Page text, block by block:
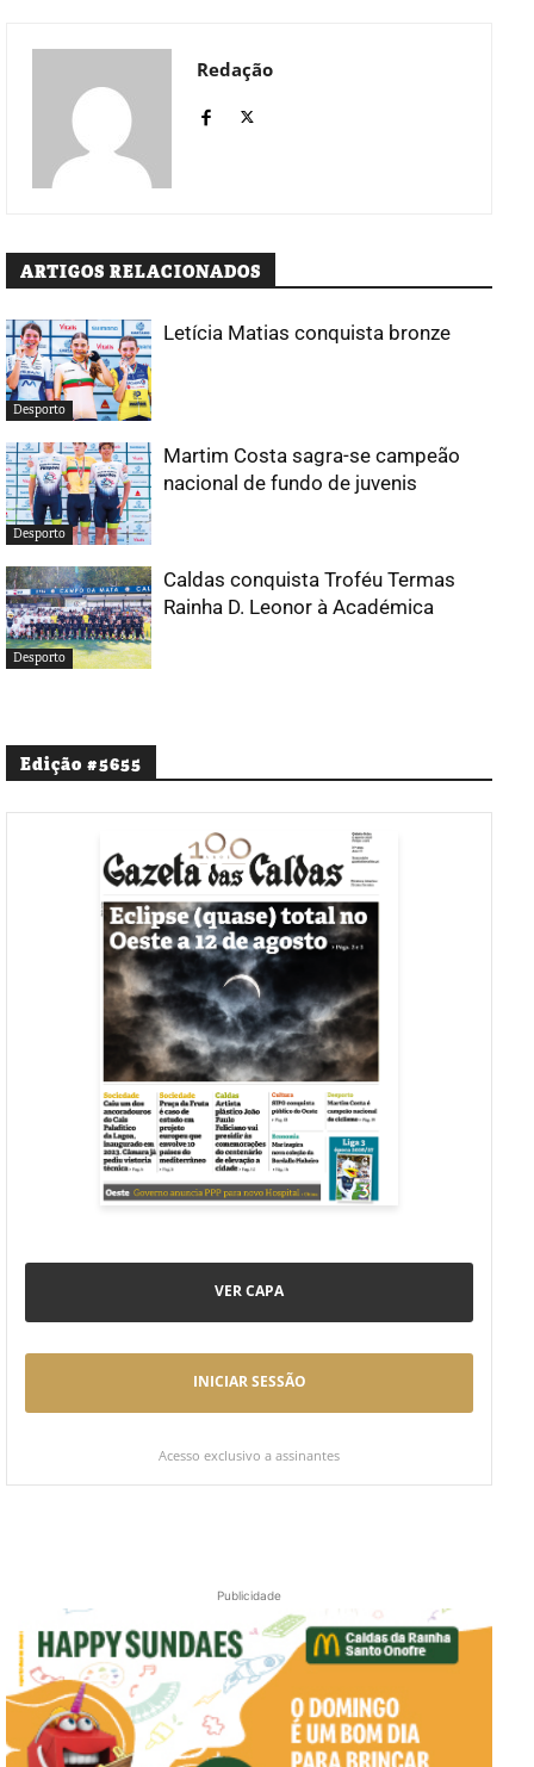
Redação
ARTIGOS RELACIONADOS
Desporto
Letícia Matias conquista bronze
Desporto
Martim Costa sagra-se campeão
nacional de fundo de juvenis
Desporto
Caldas conquista Troféu Termas
Rainha D. Leonor à Académica
Edição #5655
VER CAPA
INICIAR SESSÃO
Acesso exclusivo a assinantes
Publicidade